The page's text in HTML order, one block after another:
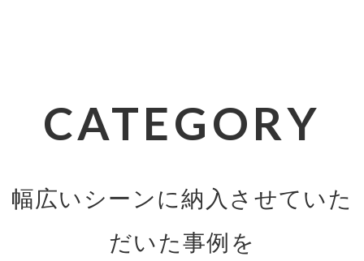
CATEGORY
幅広いシーンに納入させていた
だいた事例を